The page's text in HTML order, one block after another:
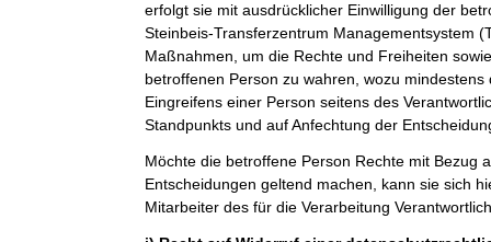
erfolgt sie mit ausdrücklicher Einwilligung der
Steinbeis-Transferzentrum Managementsystem
Maßnahmen, um die Rechte und Freiheiten
betroffenen Person zu wahren, wozu
Eingreifens einer Person seitens des
Standpunkts und auf Anfechtung der
Möchte die betroffene Person Rechte mit Bezug
Entscheidungen geltend machen, kann sie sich
Mitarbeiter des für die Verarbeitung